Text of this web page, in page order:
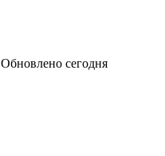
Обновлено сегодня